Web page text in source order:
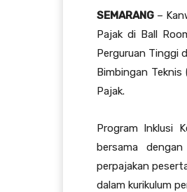
SEMARANG –
Pajak di Ball
Perguruan Tinggi
Bimbingan
Pajak.
Program Inklusi
bersama
perpajakan
dalam kurikulum